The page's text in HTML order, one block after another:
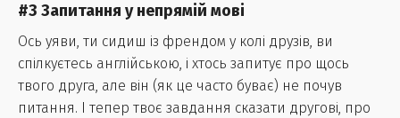
#3 Запитання у непрямій мові
Ось уяви, ти сидиш із френдом у колі друзів, ви
спілкуєтесь англійською, і хтось запитує про щось
твого друга, але він (як це часто буває) не почув
питання. І тепер твоє завдання сказати другові, про